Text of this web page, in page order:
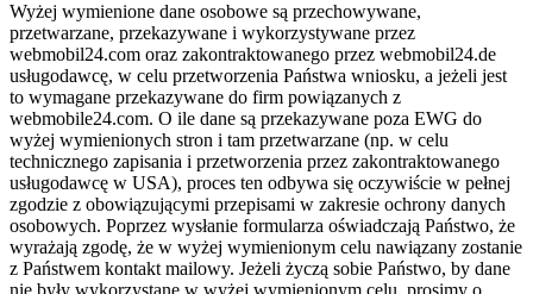
Wyżej wymienione dane osobowe są przechowywane,
przetwarzane, przekazywane i wykorzystywane przez
webmobil24.com oraz zakontraktowanego przez webmobil24.de
usługodawcę, w celu przetworzenia Państwa wniosku, a jeżeli jest
to wymagane przekazywane do firm powiązanych z
webmobile24.com. O ile dane są przekazywane poza EWG do
wyżej wymienionych stron i tam przetwarzane (np. w celu
technicznego zapisania i przetworzenia przez zakontraktowanego
usługodawcę w USA), proces ten odbywa się oczywiście w pełnej
zgodzie z obowiązującymi przepisami w zakresie ochrony danych
osobowych. Poprzez wysłanie formularza oświadczają Państwo, że
wyrażają zgodę, że w wyżej wymienionym celu nawiązany zostanie
z Państwem kontakt mailowy. Jeżeli życzą sobie Państwo, by dane